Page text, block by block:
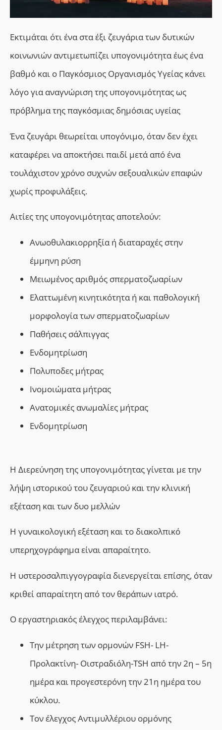
Εκτιμάται ότι ένα στα έξι ζευγάρια των δυτικών
κοινωνιών αντιμετωπίζει υπογονιμότητα έως ένα
βαθμό και ο Παγκόσμιος Οργανισμός Υγείας κάνει
λόγο για αναγνώριση της υπογονιμότητας ως
πρόβλημα της παγκόσμιας δημόσιας υγείας
Ένα ζευγάρι θεωρείται υπογόνιμο, όταν δεν έχει
καταφέρει να αποκτήσει παιδί μετά από ένα
τουλάχιστον χρόνο συχνών σεξουαλικών επαφών
χωρίς προφυλάξεις.
Αιτίες της υπογονιμότητας αποτελούν:
Ανωοθυλακιορρηξία ή διαταραχές στην
έμμηνη ρύση
Μειωμένος αριθμός σπερματοζωαρίων
Ελαττωμένη κινητικότητα ή και παθολογική
μορφολογία των σπερματοζωαρίων
Παθήσεις σάλπιγγας
Ενδομητρίωση
Πολυποδες μήτρας
Ινομοιώματα μήτρας
Ανατομικές ανωμαλίες μήτρας
Ενδομητρίωση
Η Διερεύνηση της υπογονιμότητας γίνεται με την
λήψη ιστορικού του ζευγαριού και την κλινική
εξέταση και των δυο μελλών
Η γυναικολογική εξέταση και το διακολπικό
υπερηχογράφημα είναι απαραίτητο.
Η υστεροσαλπιγγογραφία διενεργείται επίσης, όταν
κριθεί απαραίτητη από τον θεράπων ιατρό.
Ο εργαστηριακός έλεγχος περιλαμβάνει:
Tην μέτρηση των ορμονών FSH- LH-
Προλακτίνη- Οιστραδιόλη-TSH από την 2η – 5η
ημέρα και προγεστερόνη την 21η ημέρα του
κύκλου.
Τον έλεγχος Aντιμυλλέριου ορμόνης